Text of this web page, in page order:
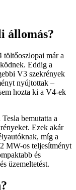
állomás?
töltőoszlopai már a
Eddig a
V3 szekrények
nyújtottak –
hozta ki a V4-ek
bemutatta a
Ezek akár
míg a
MW-os teljesítményt
és
üzemeltetést.